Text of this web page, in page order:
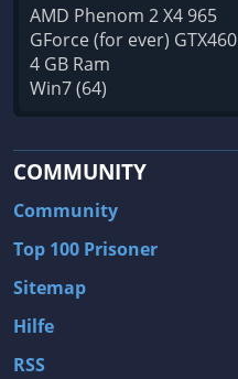
AMD Phenom 2 X4 965
GForce (for ever) GTX460
4 GB Ram
Win7 (64)
COMMUNITY
Community
Top 100 Prisoner
Sitemap
Hilfe
RSS